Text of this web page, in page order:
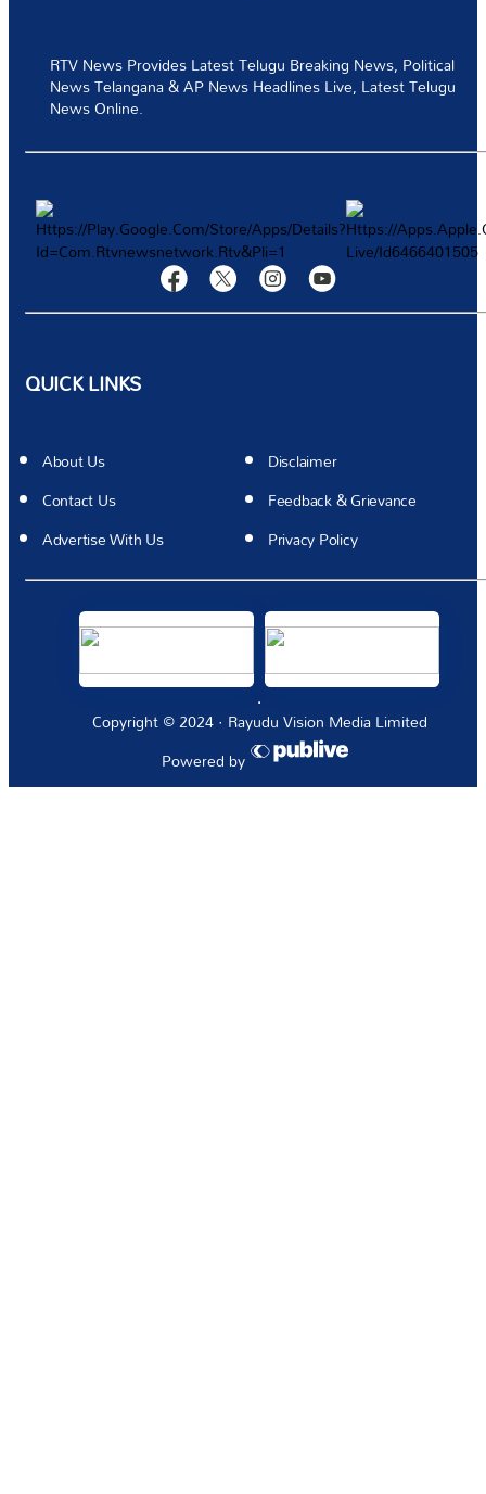
టెక్నాలజీ
స్పోర్ట్స్
మరిన్ని
Authors
RTV News Provides Latest Telugu Breaking News, Political
News Telangana & AP News Headlines Live, Latest Telugu
News Online.
QUICK LINKS
About Us
Disclaimer
Contact Us
Feedback & Grievance
Advertise With Us
Privacy Policy
Copyright © 2024 · Rayudu Vision Media Limited
Powered by